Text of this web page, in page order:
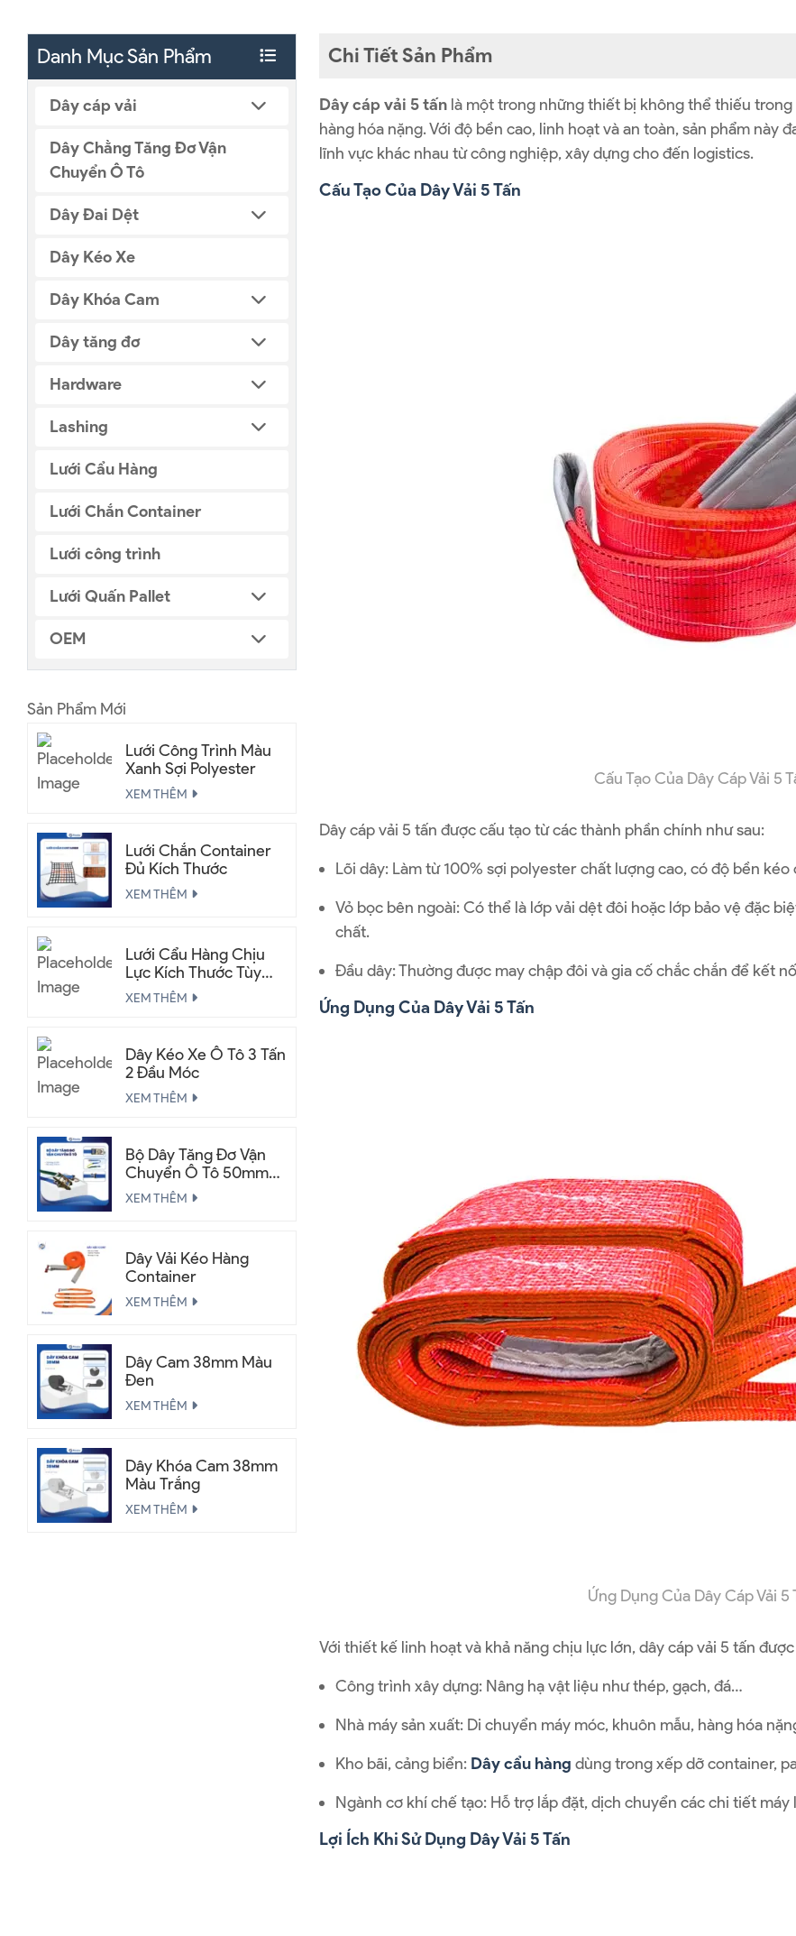
Danh Mục Sản Phẩm
Dây cáp vải
Dây Chằng Tăng Đơ Vận
Chuyển Ô Tô
Dây Đai Dệt
Dây Kéo Xe
Dây Khóa Cam
Dây tăng đơ
Hardware
Lashing
Lưới Cẩu Hàng
Lưới Chắn Container
Lưới công trình
Lưới Quấn Pallet
OEM
Sản Phẩm Mới
Lưới Công Trình Màu
Xanh Sợi Polyester
XEM THÊM
Lưới Chắn Container
Đủ Kích Thước
XEM THÊM
Lưới Cẩu Hàng Chịu
Lực Kích Thước Tùy
Chỉnh
XEM THÊM
Dây Kéo Xe Ô Tô 3 Tấn
2 Đầu Móc
XEM THÊM
Bộ Dây Tăng Đơ Vận
Chuyển Ô Tô 50mm
2.5 Tấn
XEM THÊM
Dây Vải Kéo Hàng
Container
XEM THÊM
Dây Cam 38mm Màu
Đen
XEM THÊM
Dây Khóa Cam 38mm
Màu Trắng
XEM THÊM
Chi Tiết Sản Phẩm
Dây cáp vải 5 tấnlà một trong những thiết bị không thể thiếu trong
hàng hóa nặng. Với độ bền cao, linh hoạt và an toàn, sản phẩm này
lĩnh vực khác nhau từ công nghiệp, xây dựng cho đến logistics.
Cấu Tạo Của Dây Vải 5 Tấn
Cấu Tạo Của Dây Cáp Vải 5
Dây cáp vải 5 tấn được cấu tạo từ các thành phần chính như sau:
Lõi dây: Làm từ 100% sợi polyester chất lượng cao, có độ bền kéo
Vỏ bọc bên ngoài: Có thể là lớp vải dệt đôi hoặc lớp bảo vệ đặc
chất.
Đầu dây: Thường được may chập đôi và gia cố chắc chắn để kết
Ứng Dụng Của Dây Vải 5 Tấn
Ứng Dụng Của Dây Cáp Vải 5
Với thiết kế linh hoạt và khả năng chịu lực lớn, dây cáp vải 5 tấn
Công trình xây dựng: Nâng hạ vật liệu như thép, gạch, đá…
Nhà máy sản xuất: Di chuyển máy móc, khuôn mẫu, hàng hóa
Kho bãi, cảng biển: Dây cẩu hàng dùng trong xếp dỡ container,
Ngành cơ khí chế tạo: Hỗ trợ lắp đặt, dịch chuyển các chi tiết máy
Lợi Ích Khi Sử Dụng Dây Vải 5 Tấn